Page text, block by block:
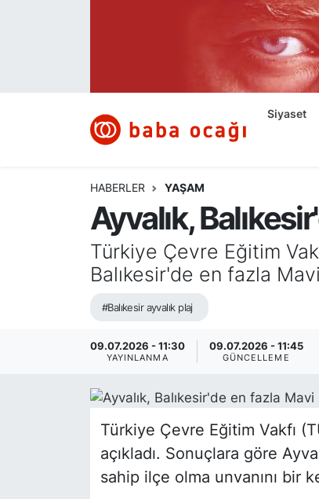
Siyaset
HABERLER YAŞAM
Ayvalık,
Türkiye Çevre Eğitim
Balıkesir'de en fazla
#Balıkesir ayvalık plaj
09.07.2026 - 11:30
YAYINLANMA
09.07.2026 - 11:45
GÜNCELLEME
Türkiye Çevre Eğitim Vakfı
açıkladı. Sonuçlara göre
sahip ilçe olma unvanını bir
Ekonomi
Kültür ve Sanat
Bilim ve Teknoloji
Yazı Dizisi
Namaz Vakitleri
Trafik Durumu
Süper Lig Puan Durumu ve Fikstür
Tüm Manşetler
Son Dakika Haberleri
Haber Arşivi